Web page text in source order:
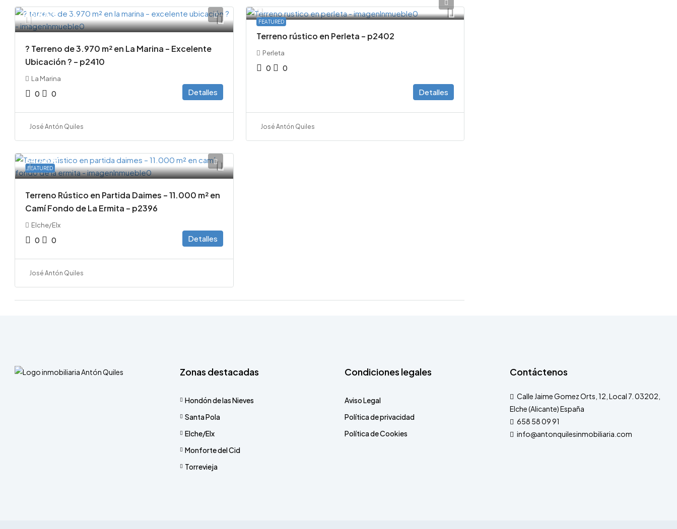
26000€
? Terreno de 3.970 m² en La Marina – Excelente
Ubicación ? – p2410
La Marina
0 0 Detalles
José Antón Quiles
FEATURED
Terreno rústico en Perleta – p2402
Perleta
0 0
Detalles
José Antón Quiles
FEATURED
64000€
Terreno Rústico en Partida Daimes – 11.000 m² en
Camí Fondo de La Ermita – p2396
Elche/Elx
0 0 Detalles
José Antón Quiles
Zonas destacadas
Hondón de las Nieves
Santa Pola
Elche/Elx
Monforte del Cid
Torrevieja
Condiciones legales
Aviso Legal
Política de privacidad
Política de Cookies
Contáctenos
Calle Jaime Gomez Orts, 12, Local 7. 03202,
Elche (Alicante) España
658 58 09 91
info@antonquilesinmobiliaria.com